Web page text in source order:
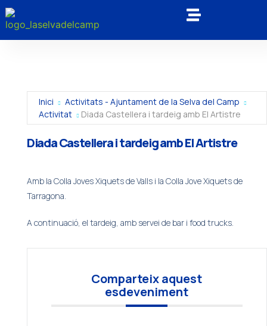
Inici
Activitats - Ajuntament de la Selva del Camp
Activitat
Diada Castellera i tardeig amb El Artistre
Diada Castellera i tardeig amb El Artistre
Amb la Colla Joves Xiquets de Valls i la Colla Jove Xiquets de
Tarragona.
A continuació, el tardeig, amb servei de bar i food trucks.
Comparteix aquest
esdeveniment